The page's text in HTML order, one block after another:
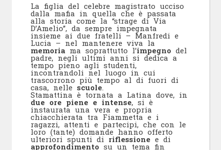
La figlia del celebre magistrato ucciso
dalla mafia in quella che è passata
alla storia come la “strage di Via
D’Amelio”, da sempre impegnata
insieme ai due fratelli – Manfredi e
Lucia – nel mantenere viva la
memoriama soprattutto l’impegno del
padre, negli ultimi anni si dedica a
tempo pieno agli studenti,
incontrandoli nel luogo in cui
trascorrono più tempo al di fuori di
casa, nelle scuole
Stamattina è tornata a Latina dove, in
due ore piene e intense, si è
instaurata una vera e propria
chiacchierata tra Fiammetta e i
ragazzi, attenti e partecipi, che con le
loro (tante) domande hanno offerto
ulteriori spunti di riflessione e di
approfondimento su un tema fin